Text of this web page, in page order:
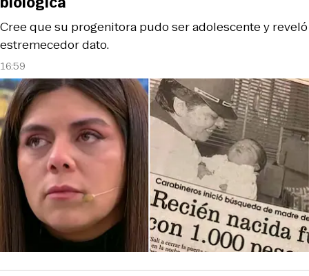
16:59
Cree que su progenitora pudo ser adolescente y reveló
estremecedor dato.